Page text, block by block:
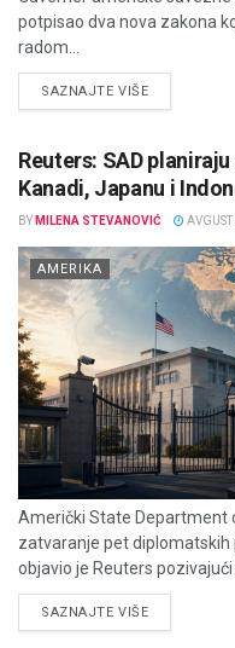
potpisao dva nova zakona
radom...
SAZNAJTE VIŠEDETAILS
Reuters: SAD
Kanadi, Japanu i
BY MILENA STEVANOVIĆ
AMERIKA
Američki State Department
zatvaranje pet
objavio je Reuters pozivajući
SAZNAJTE VIŠEDETAILS